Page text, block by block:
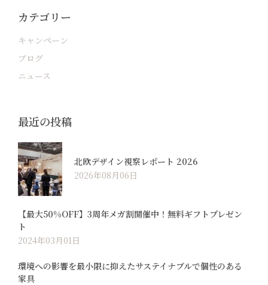
カテゴリー
キャンペーン
ブログ
ニュース
最近の投稿
北欧デザイン視察レポート 2026
2026年08月06日
【最大50%OFF】3周年メガ割開催中！無料ギフトプレゼン
ト
2024年03月01日
環境への影響を最小限に抑えたサステイナブルで個性のある
家具